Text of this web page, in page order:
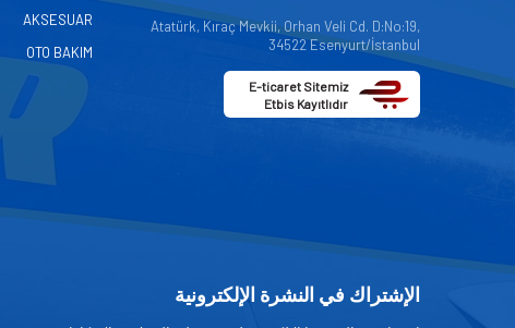
Atatürk, Kıraç Mevkii, Orhan Veli Cd. D:No:19,
34522 Esenyurt/İstanbul
E-ticaret Sitemiz
Etbis Kayıtlıdır
AKSESUAR
OTO BAKIM
الإشتراك في النشرة الإلكترونية